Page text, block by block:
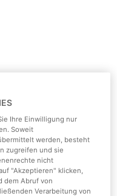
Ihre Einwilligung nur
Soweit
werden, besteht
zugreifen und sie
nicht
"Akzeptieren" klicken,
dem Abruf von
Verarbeitung von